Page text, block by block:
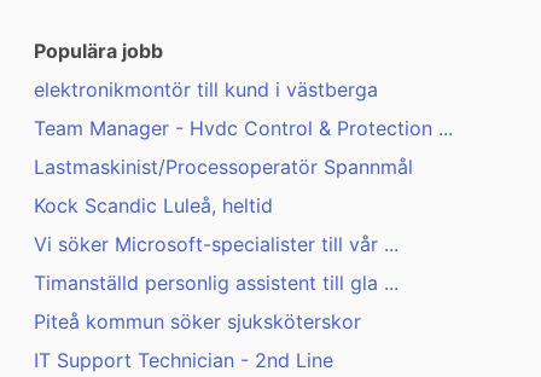
Populära jobb
elektronikmontör till kund i västberga
Team Manager - Hvdc Control & Protection ...
Lastmaskinist/Processoperatör Spannmål
Kock Scandic Luleå, heltid
Vi söker Microsoft-specialister till vår ...
Timanställd personlig assistent till gla ...
Piteå kommun söker sjuksköterskor
IT Support Technician - 2nd Line